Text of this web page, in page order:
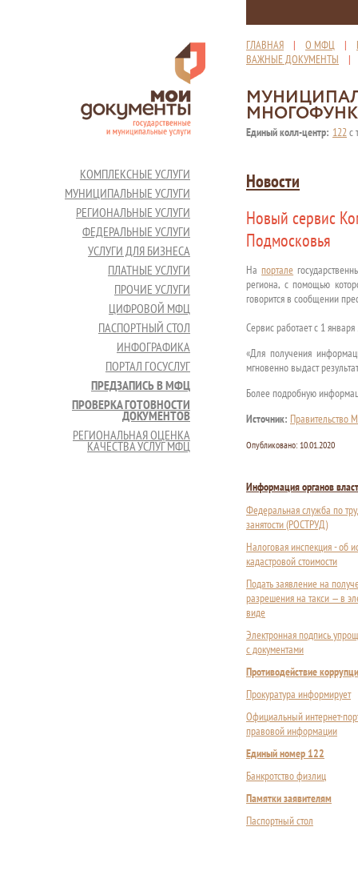
ГЛАВНАЯ | О МФЦ |
ВАЖНЫЕ ДОКУМЕНТЫ
Единый колл-центр: 122с
КОМПЛЕКСНЫЕ УСЛУГИ
МУНИЦИПАЛЬНЫЕ УСЛУГИ
РЕГИОНАЛЬНЫЕ УСЛУГИ
ФЕДЕРАЛЬНЫЕ УСЛУГИ
УСЛУГИ ДЛЯ БИЗНЕСА
ПЛАТНЫЕ УСЛУГИ
ПРОЧИЕ УСЛУГИ
ЦИФРОВОЙ МФЦ
ПАСПОРТНЫЙ СТОЛ
ИНФОГРАФИКА
ПОРТАЛ ГОСУСЛУГ
ПРЕДЗАПИСЬ В МФЦ
ПРОВЕРКА ГОТОВНОСТИ
ДОКУМЕНТОВ
РЕГИОНАЛЬНАЯ ОЦЕНКА
КАЧЕСТВА УСЛУГ МФЦ
Новости
Новый сервис
Подмосковья
Напортале
региона, с помощью
говорится в сообщении
Сервис работает с 1
«Для получения
мгновенно выдаст
Более подробную
Источник: Правительство
Опубликовано: 10.01.2020
Информация органов
Федеральная служба по
занятости (РОСТРУД)
Налоговая инспекция - об
кадастровой стоимости
Подать заявление на
разрешения на такси — в
виде
Электронная подпись
с документами
Противодействие
Прокуратура информирует
Официальный интернет-
правовой информации
Единый номер 122
Банкротство физлиц
Памятки заявителям
Паспортный стол